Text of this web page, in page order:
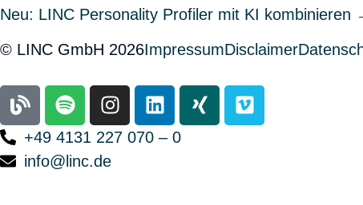
Neu: LINC Personality Profiler mit KI
© LINC GmbH 2026ImpressumDisclaimer
+49 4131 227 070 – 0
info@linc.de